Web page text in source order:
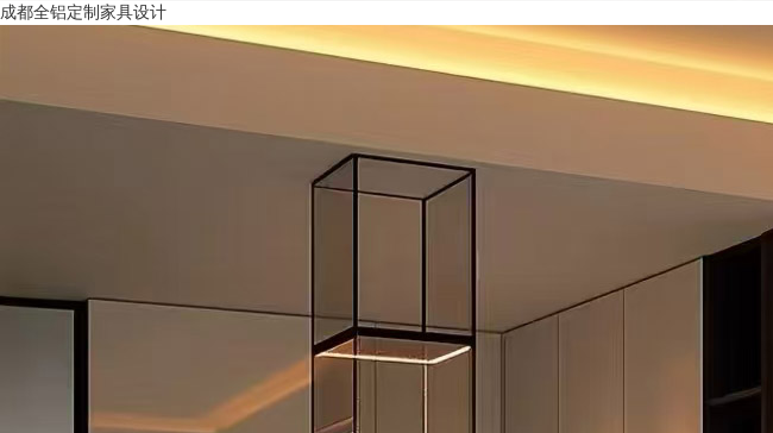
成都全铝定制家具设计